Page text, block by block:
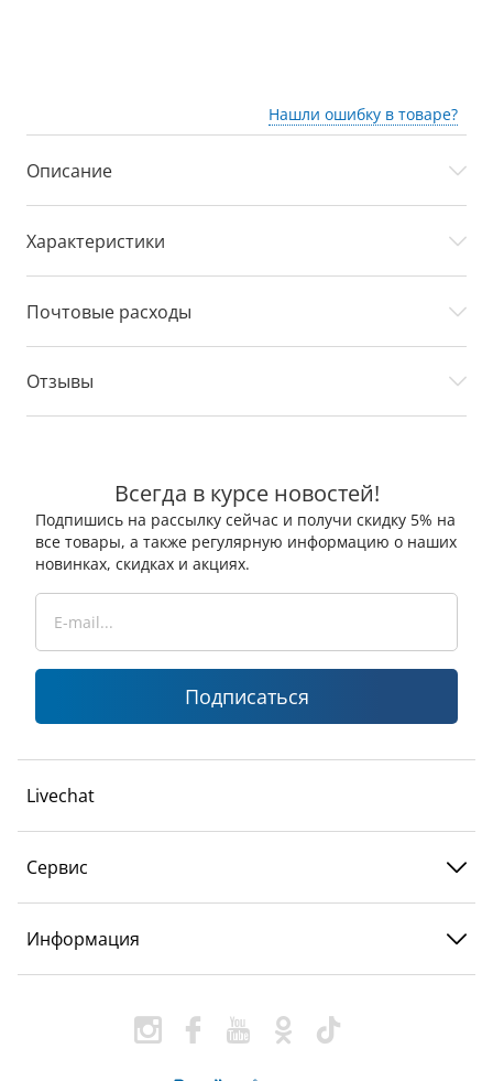
Нашли ошибку в товаре?
Описание
Характеристики
Почтовые расходы
Отзывы
Всегда в курсе новостей!
Подпишись на рассылку сейчас и получи скидку 5% на
все товары, а также регулярную информацию о наших
новинках, скидках и акциях.
Подписаться
Livechat
Сервис
Информация